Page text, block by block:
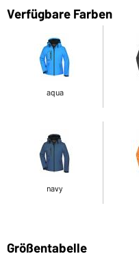
Verfügbare Farben
aqua
navy
Größentabelle